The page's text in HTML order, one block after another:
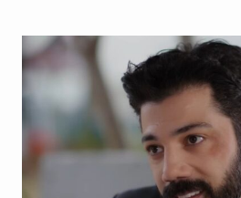
170:
MELIH
I
HANCER
MĘŻEM